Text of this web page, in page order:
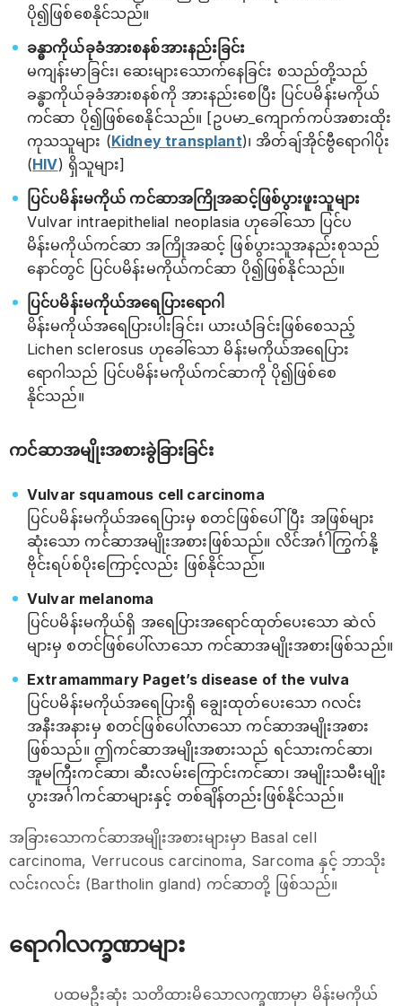
ပို၍ဖြစ်စေနိုင်သည်။
ခန္ဓာကိုယ်ခုခံအားစနစ်အားနည်းခြင်း
မကျန်းမာခြင်း၊ ဆေးများသောက်နေခြင်း စသည်တို့သည်
ခန္ဓာကိုယ်ခုခံအားစနစ်ကို အားနည်းစေပြီး ပြင်ပမိန်းမကိုယ်
ကင်ဆာ ပို၍ဖြစ်စေနိုင်သည်။ [ဥပမာ_ကျောက်ကပ်အစားထိုး
ကုသသူများ (Kidney transplant)၊ အိတ်ချ်အိုင်ဗွီရောဂါပိုး
(HIV) ရှိသူများ]
ပြင်ပမိန်းမကိုယ် ကင်ဆာအကြိုအဆင့်ဖြစ်ပွားဖူးသူများ
Vulvar intraepithelial neoplasia ဟုခေါ်သော ပြင်ပ
မိန်းမကိုယ်ကင်ဆာ အကြိုအဆင့် ဖြစ်ပွားသူအနည်းစုသည်
နောင်တွင် ပြင်ပမိန်းမကိုယ်ကင်ဆာ ပို၍ဖြစ်နိုင်သည်။
ပြင်ပမိန်းမကိုယ်အရေပြားရောဂါ
မိန်းမကိုယ်အရေပြားပါးခြင်း၊ ယားယံခြင်းဖြစ်စေသည့်
Lichen sclerosus ဟုခေါ်သော မိန်းမကိုယ်အရေပြား
ရောဂါသည် ပြင်ပမိန်းမကိုယ်ကင်ဆာကို ပို၍ဖြစ်စေ
နိုင်သည်။
ကင်ဆာအမျိုးအစားခွဲခြားခြင်း
Vulvar squamous cell carcinoma
ပြင်ပမိန်းမကိုယ်အရေပြားမှ စတင်ဖြစ်ပေါ် ပြီး အဖြစ်များ
ဆုံးသော ကင်ဆာအမျိုးအစားဖြစ်သည်။ လိင်အင်္ဂါကြွက်နို့
ဗိုင်းရပ်စ်ပိုးကြောင့်လည်း ဖြစ်နိုင်သည်။
Vulvar melanoma
ပြင်ပမိန်းမကိုယ်ရှိ အရေပြားအရောင်ထုတ်ပေးသော ဆဲလ်
များမှ စတင်ဖြစ်ပေါ်လာသော ကင်ဆာအမျိုးအစားဖြစ်သည်။
Extramammary Paget’s disease of the vulva
ပြင်ပမိန်းမကိုယ်အရေပြားရှိ ချွေးထုတ်ပေးသော ဂလင်း
အနီးအနားမှ စတင်ဖြစ်ပေါ်လာသော ကင်ဆာအမျိုးအစား
ဖြစ်သည်။ ဤကင်ဆာအမျိုးအစားသည် ရင်သားကင်ဆာ၊
အူမကြီးကင်ဆာ၊ ဆီးလမ်းကြောင်းကင်ဆာ၊ အမျိုးသမီးမျိုး
ပွားအင်္ဂါကင်ဆာများနှင့် တစ်ချိန်တည်းဖြစ်နိုင်သည်။
အခြားသောကင်ဆာအမျိုးအစားများမှာ Basal cell
carcinoma, Verrucous carcinoma, Sarcoma နှင့် ဘာသိုး
လင်းဂလင်း (Bartholin gland) ကင်ဆာတို့ ဖြစ်သည်။
ရောဂါလက္ခဏာများ
ပထမဦးဆုံး သတိထားမိသောလက္ခဏာမှာ မိန်းမကိုယ်